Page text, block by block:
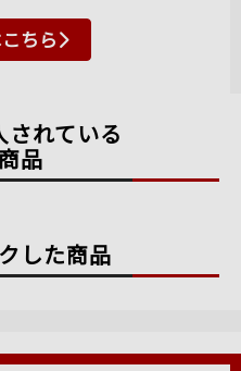
ちら
れている
品
した商品